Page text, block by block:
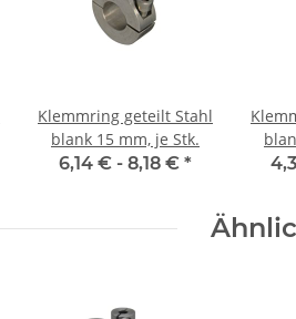
Klemmring geteilt Stahl
blank 15 mm, je Stk.
6,14 € - 8,18 € *